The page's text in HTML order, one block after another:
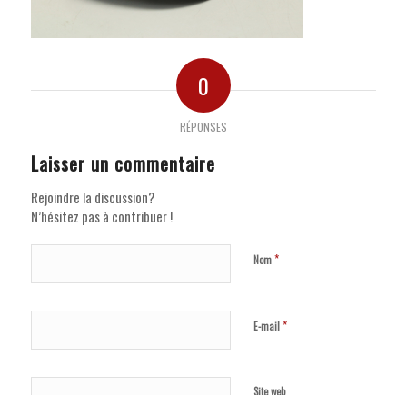
0
RÉPONSES
Laisser un commentaire
Rejoindre la discussion?
N’hésitez pas à contribuer !
Nom*
E-mail*
Site web